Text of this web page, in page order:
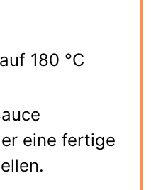
180 °C
eine fertige